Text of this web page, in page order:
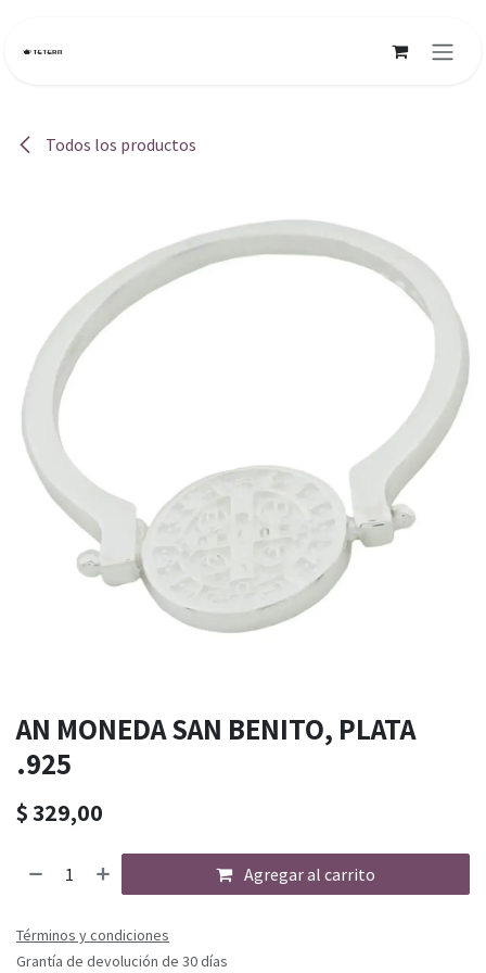
Todos los productos
AN MONEDA SAN BENITO, PLATA
.925
$329,00
Agregar al carrito
Términos y condiciones
Grantía de devolución de 30 días